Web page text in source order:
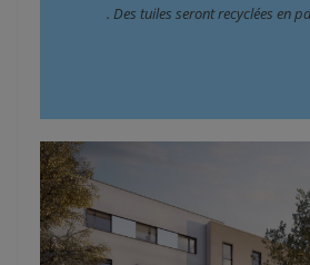
. Des tuiles seront recyclées en